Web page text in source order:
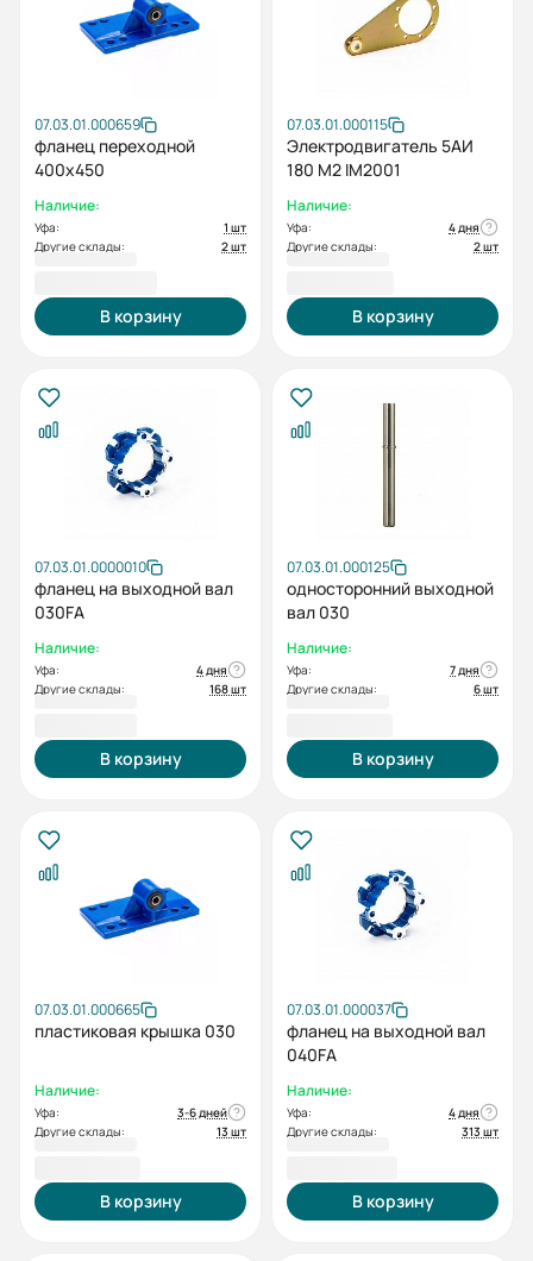
07.03.01.000659
фланец переходной
400x450
Наличие:
Уфа:
1 шт
Другие склады:
2 шт
В корзину
07.03.01.000115
Электродвигатель 5АИ
180 М2 IM2001
Наличие:
Уфа:
4 дня
Другие склады:
2 шт
В корзину
07.03.01.0000010
фланец на выходной вал
030FA
Наличие:
Уфа:
4 дня
Другие склады:
168 шт
В корзину
07.03.01.000125
односторонний выходной
вал 030
Наличие:
Уфа:
7 дня
Другие склады:
6 шт
В корзину
07.03.01.000665
пластиковая крышка 030
Наличие:
Уфа:
3-6 дней
Другие склады:
13 шт
В корзину
07.03.01.000037
фланец на выходной вал
040FA
Наличие:
Уфа:
4 дня
Другие склады:
313 шт
В корзину